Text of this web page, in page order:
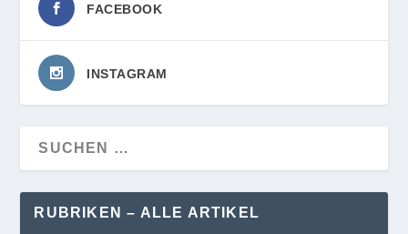
FACEBOOK
INSTAGRAM
RUBRIKEN – ALLE ARTIKEL